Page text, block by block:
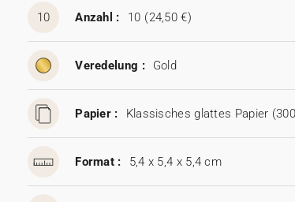
10 Anzahl : 10 (24,50 €)
Veredelung : Gold
Papier : Klassisches glattes Papier
Format : 5,4 x 5,4 x 5,4 cm